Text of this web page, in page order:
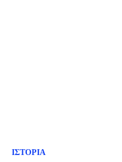
ΙΣΤΟΡΙΑ